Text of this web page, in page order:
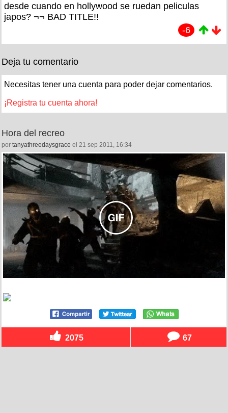
desde cuando en hollywood se ruedan peliculas
japos? ¬¬ BAD TITLE!!
-6
Deja tu comentario
Necesitas tener una cuenta para poder dejar comentarios.
¡Registra tu cuenta ahora!
Hora del recreo
por tanyathreedaysgrace el 21 sep 2011, 16:34
2075 67